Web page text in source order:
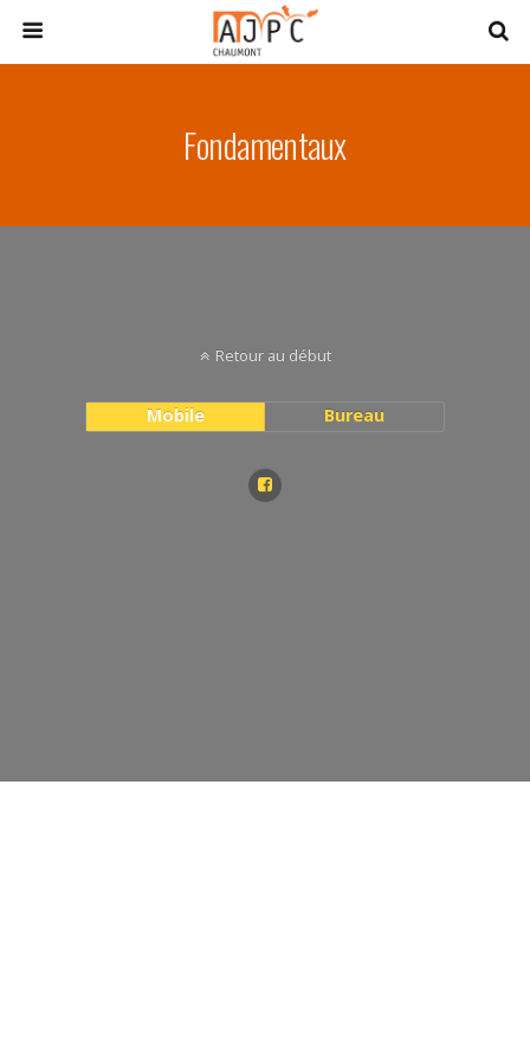
Fondamentaux
Retour au début
Mobile Bureau